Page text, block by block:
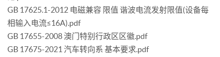
GB 17625.1-2012 电磁兼容 限值 谐波电流发射限值(设备每
相输入电流≤16A).pdf
GB 17655-2008 澳门特别行政区区徽.pdf
GB 17675-2021 汽车转向系 基本要求.pdf